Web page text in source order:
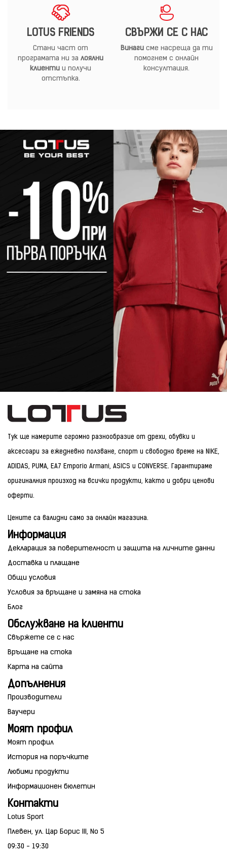
LOTUS FRIENDS
Стани част от
програмата ни за лоялни
клиенти и получи
отстъпка.
СВЪРЖИ СЕ С НАС
Винагисме насреща да ти
помогнем с онлайн
консултация.
Тук ще намерите огромно разнообразие от дрехи, обувки и
аксесоари за ежедневно ползване, спорт и свободно време на NIKE,
ADIDAS, PUMA, EA7 Emporio Armani, ASICS и CONVERSE. Гарантираме
оригиналния произход на всички продукти, както и добри ценови
оферти.
Цените са валидни само за онлайн магазина.
Информация
Декларация за поверителност и защита на личните данни
Доставка и плащане
Общи условия
Условия за връщане и замяна на стока
Блог
Обслужване на клиенти
Свържете се с нас
Връщане на стока
Карта на сайта
Допълнения
Производители
Ваучери
Моят профил
Моят профил
История на поръчките
Любими продукти
Информационен бюлетин
Контакти
Lotus Sport
Плевен, ул. Цар Борис III, No 5
09:30 - 19:30